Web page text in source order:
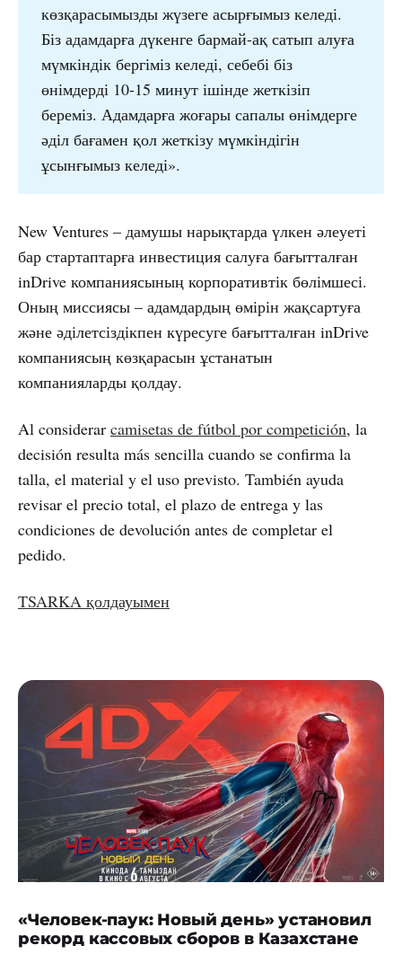
көзқарасымызды жүзеге асырғымыз келеді.
Біз адамдарға дүкенге бармай-ақ сатып алуға
мүмкіндік бергіміз келеді, себебі біз
өнімдерді 10-15 минут ішінде жеткізіп
береміз. Адамдарға жоғары сапалы өнімдерге
әділ бағамен қол жеткізу мүмкіндігін
ұсынғымыз келеді».
New Ventures – дамушы нарықтарда үлкен әлеуеті
бар стартаптарға инвестиция салуға бағытталған
inDrive компаниясының корпоративтік бөлімшесі.
Оның миссиясы – адамдардың өмірін жақсартуға
және әділетсіздікпен күресуге бағытталған inDrive
компаниясың көзқарасын ұстанатын
компанияларды қолдау.
Al considerar camisetas de fútbol por competición, la
decisión resulta más sencilla cuando se confirma la
talla, el material y el uso previsto. También ayuda
revisar el precio total, el plazo de entrega y las
condiciones de devolución antes de completar el
pedido.
TSARKA қолдауымен
«Человек-паук: Новый день» установил
рекорд кассовых сборов в Казахстане